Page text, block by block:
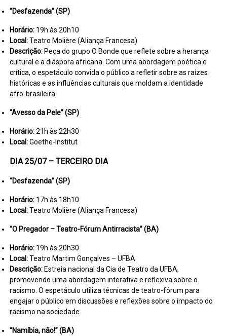
“Desfazenda” (SP)
Horário: 19h às 20h10
Local:Teatro Molière (Aliança Francesa)
Descrição: Peça do grupo O Bonde que reflete sobre a herança
cultural e a diáspora africana. Com uma abordagem poética e
crítica, o espetáculo convida o público a refletir sobre as raízes
históricas e as influências culturais que moldam a identidade
afro-brasileira.
“Avesso da Pele” (SP)
Horário:21h às 22h30
Local:Goethe-Institut
DIA 25/07 – TERCEIRO DIA
“Desfazenda” (SP)
Horário: 17h às 18h10
Local:Teatro Molière (Aliança Francesa)
“O Pregador – Teatro-Fórum Antirracista” (BA)
Horário: 19h às 20h30
Local:Teatro Martim Gonçalves – UFBA
Descrição: Estreia nacional da Cia de Teatro da UFBA,
promovendo uma abordagem interativa e reflexiva sobre o
racismo. O espetáculo utiliza técnicas de teatro-fórum para
engajar o público em discussões e reflexões sobre o impacto do
racismo na sociedade.
“Namíbia, não!” (BA)